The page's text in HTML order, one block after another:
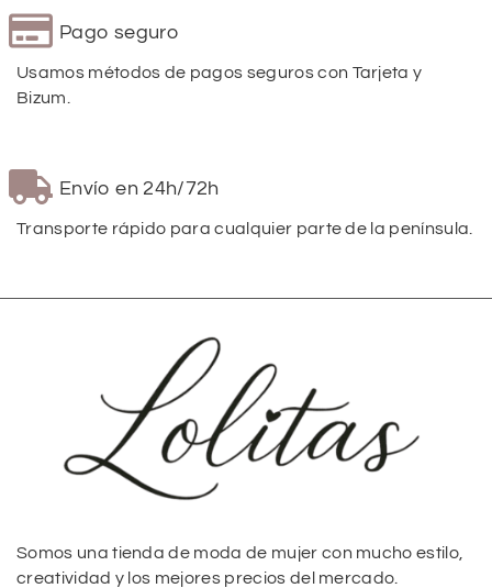
Pago seguro
Usamos métodos de pagos seguros con Tarjeta y
Bizum.
Envío en 24h/72h
Transporte rápido para cualquier parte de la península.
Somos una tienda de moda de mujer con mucho estilo,
creatividad y los mejores precios del mercado.